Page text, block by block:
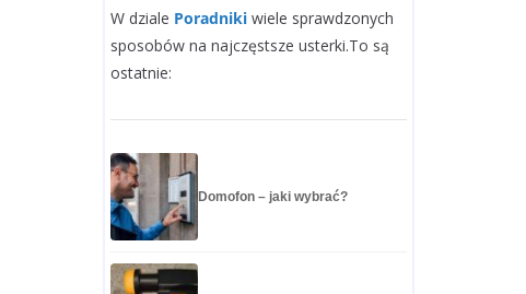
W dziale Poradniki wiele sprawdzonych
sposobów na najczęstsze usterki.To są
ostatnie:
Domofon – jaki wybrać?